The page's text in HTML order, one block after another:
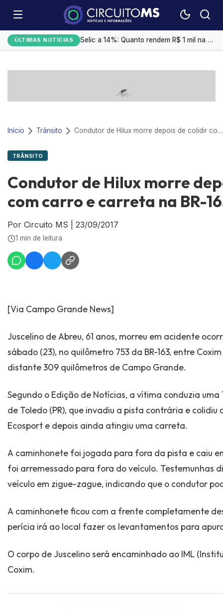
ÚLTIMAS NOTÍCIAS
Exportação de sorgo do Brasil ganha ritmo em agosto com impulso da China
Selic a 14%: Quanto rendem R$ 1 mil na poupança, CDB ou Tesouro Direto?
Amamentação reduz risco de doença cardíaca na mãe
Início Trânsito Condutor de Hilux morre depois de colidir com carro e carreta na BR-163
TRÂNSITO
Condutor de Hilux morre
com carro e carreta na BR-
Por Circuito MS 23/09/2017
1 min de leitura
[Via Campo Grande News]
Juscelino de Abreu, 61 anos, morreu em acidente
sábado (23), no quilômetro 753 da BR-163, entre
distante 309 quilômetros de Campo Grande.
Segundo o Edição de Notícias, a vítima conduzia
de Toledo (PR), que invadiu a pista contrária e colidiu
Ecosport e depois ainda atingiu uma carreta.
A caminhonete foi jogada para fora da pista e caiu
foi arremessado para fora do veículo. Testemunhas
veículo em zigue-zague, indicando que o condutor
A caminhonete ficou com a frente completamente
perícia irá ao local fazer os levantamentos para
O corpo de Juscelino será encaminhado ao IML
Coxim.